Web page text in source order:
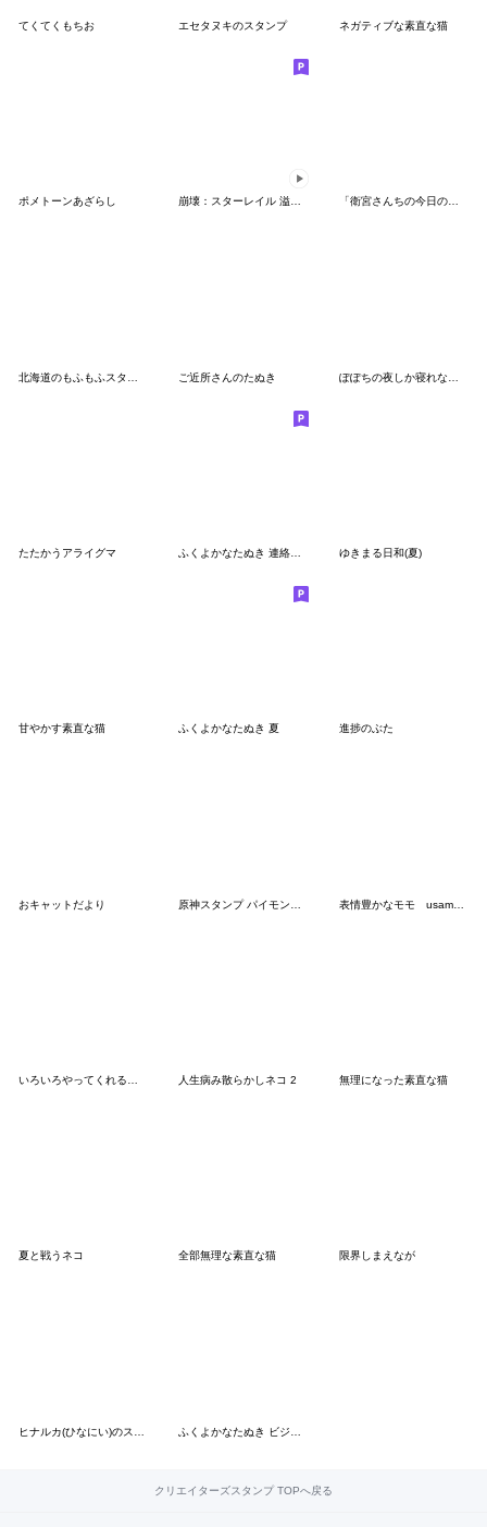
てくてくもちお エセタヌキのスタンプ ネガティブな素直な猫
ポメトーンあざらし 崩壊：スターレイル 溢れ出るオンパロス! 「衛宮さんちの今日のごはん」スタンプ２
ご近所さんのたぬき
たたかうアライグマ ゆきまる日和(夏)
甘やかす素直な猫 ふくよかなたぬき 夏 進捗のぶた
おキャットだより 表情豊かなモモ usamusiのスタンプ31
人生病み散らかしネコ 2 無理になった素直な猫
夏と戦うネコ 全部無理な素直な猫 限界しまえなが
クリエイターズスタンプ TOPへ戻る